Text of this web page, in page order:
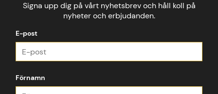
Signa upp dig på vårt nyhetsbrev och håll koll på
nyheter och erbjudanden.
E-post
Förnamn